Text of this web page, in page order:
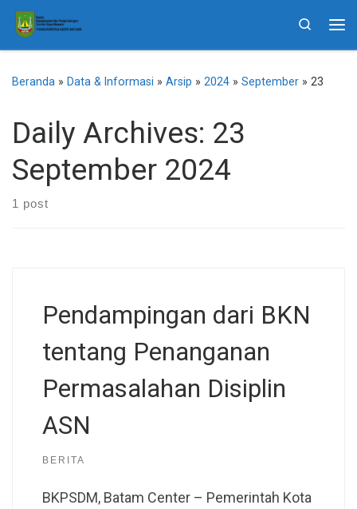
Skip to content
Search
Beranda » Data & Informasi » Arsip » 2024 » September » 23
Daily Archives: 23
September 2024
1 post
Pendampingan dari BKN
tentang Penanganan
Permasalahan Disiplin
ASN
BERITA
BKPSDM, Batam Center – Pemerintah Kota